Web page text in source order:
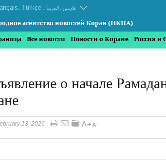
. Türkçe . العربیة . فارسی
агентство новостей Коран (ИКНА)
Все новости Новости о Коране Россия и
о начале
13, 2026